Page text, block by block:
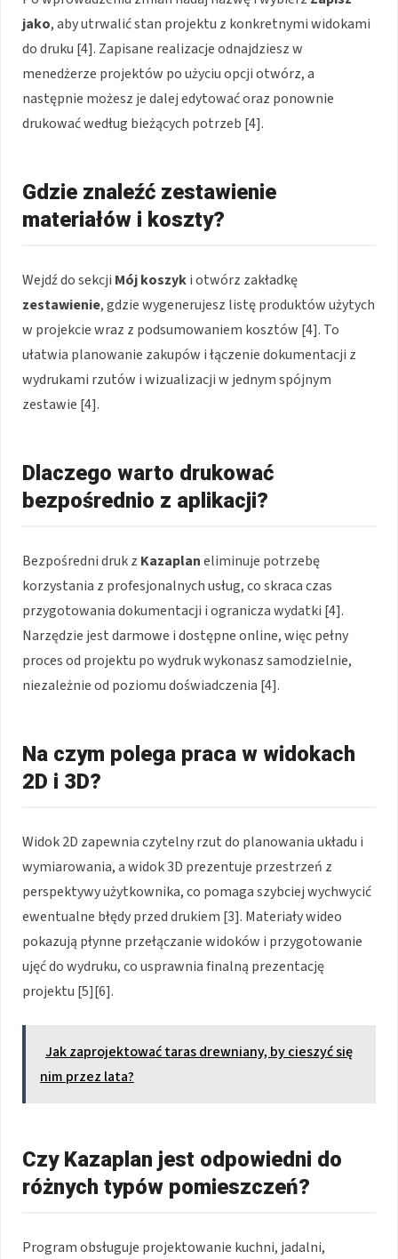
jako, aby utrwalić stan projektu z konkretnymi widokami
do druku [4]. Zapisane realizacje odnajdziesz w
menedżerze projektów po użyciu opcji otwórz, a
następnie możesz je dalej edytować oraz ponownie
drukować według bieżących potrzeb [4].
Gdzie znaleźć zestawienie
materiałów i koszty?
Wejdź do sekcji Mój koszyki otwórz zakładkę
zestawienie, gdzie wygenerujesz listę produktów użytych
w projekcie wraz z podsumowaniem kosztów [4]. To
ułatwia planowanie zakupów i łączenie dokumentacji z
wydrukami rzutów i wizualizacji w jednym spójnym
zestawie [4].
Dlaczego warto drukować
bezpośrednio z aplikacji?
Bezpośredni druk z Kazaplaneliminuje potrzebę
korzystania z profesjonalnych usług, co skraca czas
przygotowania dokumentacji i ogranicza wydatki [4].
Narzędzie jest darmowe i dostępne online, więc pełny
proces od projektu po wydruk wykonasz samodzielnie,
niezależnie od poziomu doświadczenia [4].
Na czym polega praca w widokach
2D i 3D?
Widok 2D zapewnia czytelny rzut do planowania układu i
wymiarowania, a widok 3D prezentuje przestrzeń z
perspektywy użytkownika, co pomaga szybciej wychwycić
ewentualne błędy przed drukiem [3]. Materiały wideo
pokazują płynne przełączanie widoków i przygotowanie
ujęć do wydruku, co usprawnia finalną prezentację
projektu [5][6].
Jak zaprojektować taras drewniany, by cieszyć się
nim przez lata?
Czy Kazaplan jest odpowiedni do
różnych typów pomieszczeń?
Program obsługuje projektowanie kuchni, jadalni,